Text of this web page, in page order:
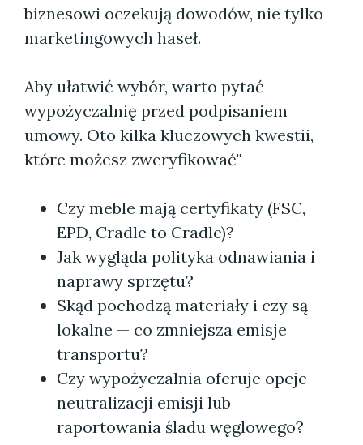
biznesowi oczekują dowodów, nie tylko
marketingowych haseł.
Aby ułatwić wybór, warto pytać
wypożyczalnię przed podpisaniem
umowy. Oto kilka kluczowych kwestii,
które możesz zweryfikować"
Czy meble mają certyfikaty (FSC,
EPD, Cradle to Cradle)?
Jak wygląda polityka odnawiania i
naprawy sprzętu?
Skąd pochodzą materiały i czy są
lokalne — co zmniejsza emisje
transportu?
Czy wypożyczalnia oferuje opcje
neutralizacji emisji lub
raportowania śladu węglowego?